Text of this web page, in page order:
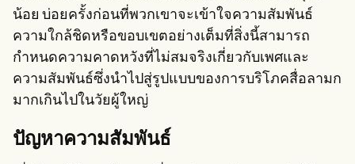
น้อย บ่อยครั้งก่อนที่พวกเขาจะเข้าใจความสัมพันธ์
ความใกล้ชิดหรือขอบเขตอย่างเต็มที่สิ่งนี้สามารถ
กำหนดความคาดหวังที่ไม่สมจริงเกี่ยวกับเพศและ
ความสัมพันธ์ซึ่งนำไปสู่รูปแบบของการบริโภคสื่อลามก
มากเกินไปในวัยผู้ใหญ่
ปัญหาความสัมพันธ์